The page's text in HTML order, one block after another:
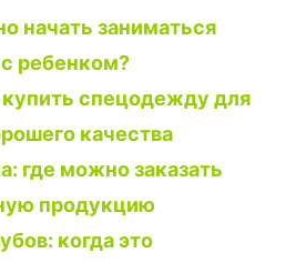
начать заниматься
ребенком?
спецодежду для
качества
где можно заказать
продукцию
когда это